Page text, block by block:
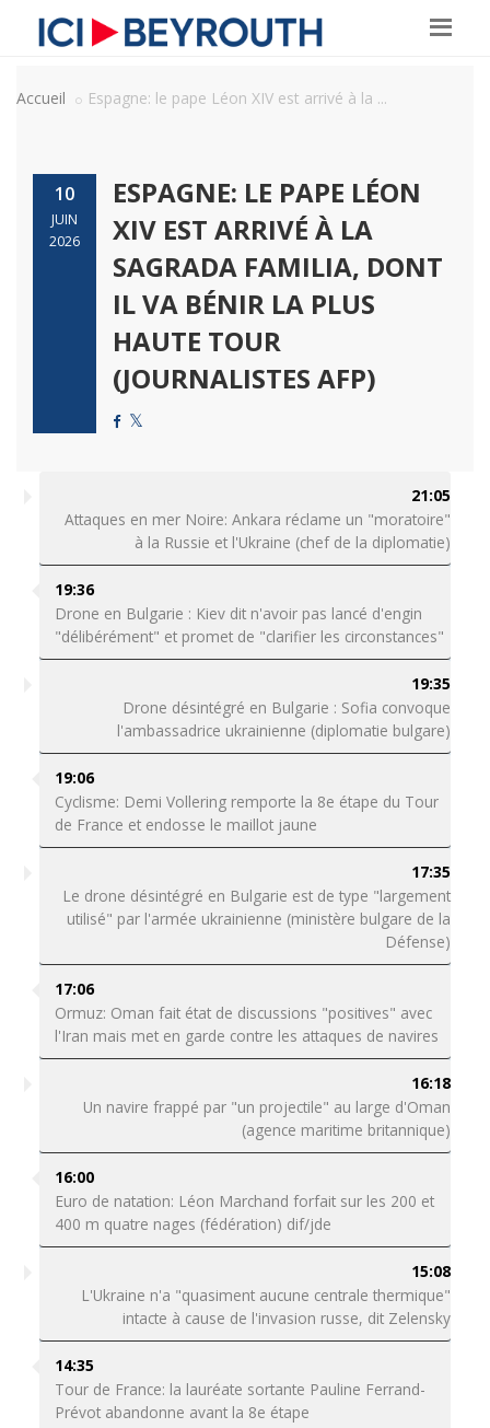
Accueil Espagne: le pape Léon XIV est arrivé à la ...
10
JUIN
2026
ESPAGNE: LE PAPE LÉON
XIV EST ARRIVÉ À LA
SAGRADA FAMILIA, DONT
IL VA BÉNIR LA PLUS
HAUTE TOUR
(JOURNALISTES AFP)
21:05
Attaques en mer Noire: Ankara réclame un "moratoire"
à la Russie et l'Ukraine (chef de la diplomatie)
19:36
Drone en Bulgarie : Kiev dit n'avoir pas lancé d'engin
"délibérément" et promet de "clarifier les circonstances"
19:35
Drone désintégré en Bulgarie : Sofia convoque
l'ambassadrice ukrainienne (diplomatie bulgare)
19:06
Cyclisme: Demi Vollering remporte la 8e étape du Tour
de France et endosse le maillot jaune
17:35
Le drone désintégré en Bulgarie est de type "largement
utilisé" par l'armée ukrainienne (ministère bulgare de la
Défense)
17:06
Ormuz: Oman fait état de discussions "positives" avec
l'Iran mais met en garde contre les attaques de navires
16:18
Un navire frappé par "un projectile" au large d'Oman
(agence maritime britannique)
16:00
Euro de natation: Léon Marchand forfait sur les 200 et
400 m quatre nages (fédération) dif/jde
15:08
L'Ukraine n'a "quasiment aucune centrale thermique"
intacte à cause de l'invasion russe, dit Zelensky
14:35
Tour de France: la lauréate sortante Pauline Ferrand-
Prévot abandonne avant la 8e étape